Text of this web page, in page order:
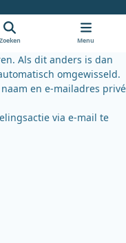
o
k
b
k
y
Zoeken Menu
Als dit anders is dan
omgewisseld.
en e-mailadres privé
via e-mail te